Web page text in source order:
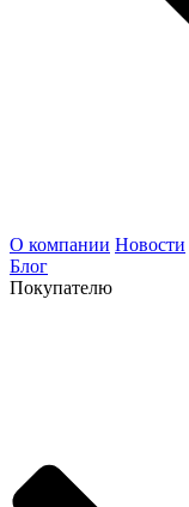
О компании Новости
Блог
Покупателю